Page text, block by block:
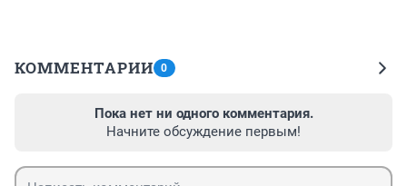
КОММЕНТАРИИ 0
Пока нет ни одного комментария.
Начните обсуждение первым!